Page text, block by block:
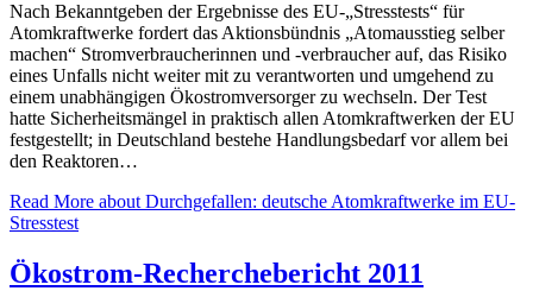
Nach Bekanntgeben der Ergebnisse des EU-„Stresstests“ für
Atomkraftwerke fordert das Aktionsbündnis „Atomausstieg selber
machen“ Stromverbraucherinnen und -verbraucher auf, das Risiko
eines Unfalls nicht weiter mit zu verantworten und umgehend zu
einem unabhängigen Ökostromversorger zu wechseln. Der Test
hatte Sicherheitsmängel in praktisch allen Atomkraftwerken der EU
festgestellt; in Deutschland bestehe Handlungsbedarf vor allem bei
den Reaktoren…
Read More about Durchgefallen: deutsche Atomkraftwerke im EU-
Stresstest
Ökostrom-Recherchebericht 2011